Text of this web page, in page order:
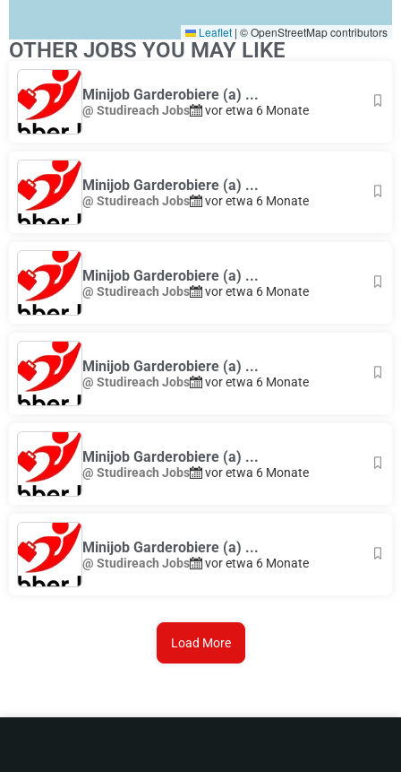
Leaflet | © OpenStreetMap contributors
OTHER JOBS YOU MAY LIKE
Minijob Garderobiere (a) ...
@ Studireach Jobs vor etwa 6 Monate
Minijob Garderobiere (a) ...
@ Studireach Jobs vor etwa 6 Monate
Minijob Garderobiere (a) ...
@ Studireach Jobs vor etwa 6 Monate
Minijob Garderobiere (a) ...
@ Studireach Jobs vor etwa 6 Monate
Minijob Garderobiere (a) ...
@ Studireach Jobs vor etwa 6 Monate
Minijob Garderobiere (a) ...
@ Studireach Jobs vor etwa 6 Monate
Load More